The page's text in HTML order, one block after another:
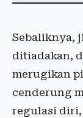
Sebaliknya,
ditiadakan,
merugikan
cenderung
regulasi